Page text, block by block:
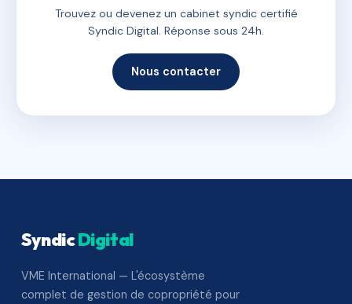
Trouvez ou devenez un cabinet syndic certifié
Syndic Digital. Réponse sous 24h.
Nous contacter
SyndicDigital
VME International — L'écosystème
complet de gestion de copropriété pour